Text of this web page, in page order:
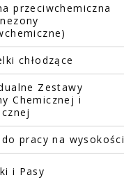
przeciwchemiczna
chłodzące
Zestawy
Chemicznej i
pracy na wysokości
i Pasy